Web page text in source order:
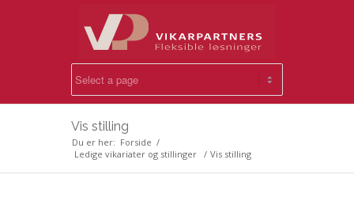
Vis stilling
Du er her: Forside /
Ledige vikariater og stillinger / Vis stilling